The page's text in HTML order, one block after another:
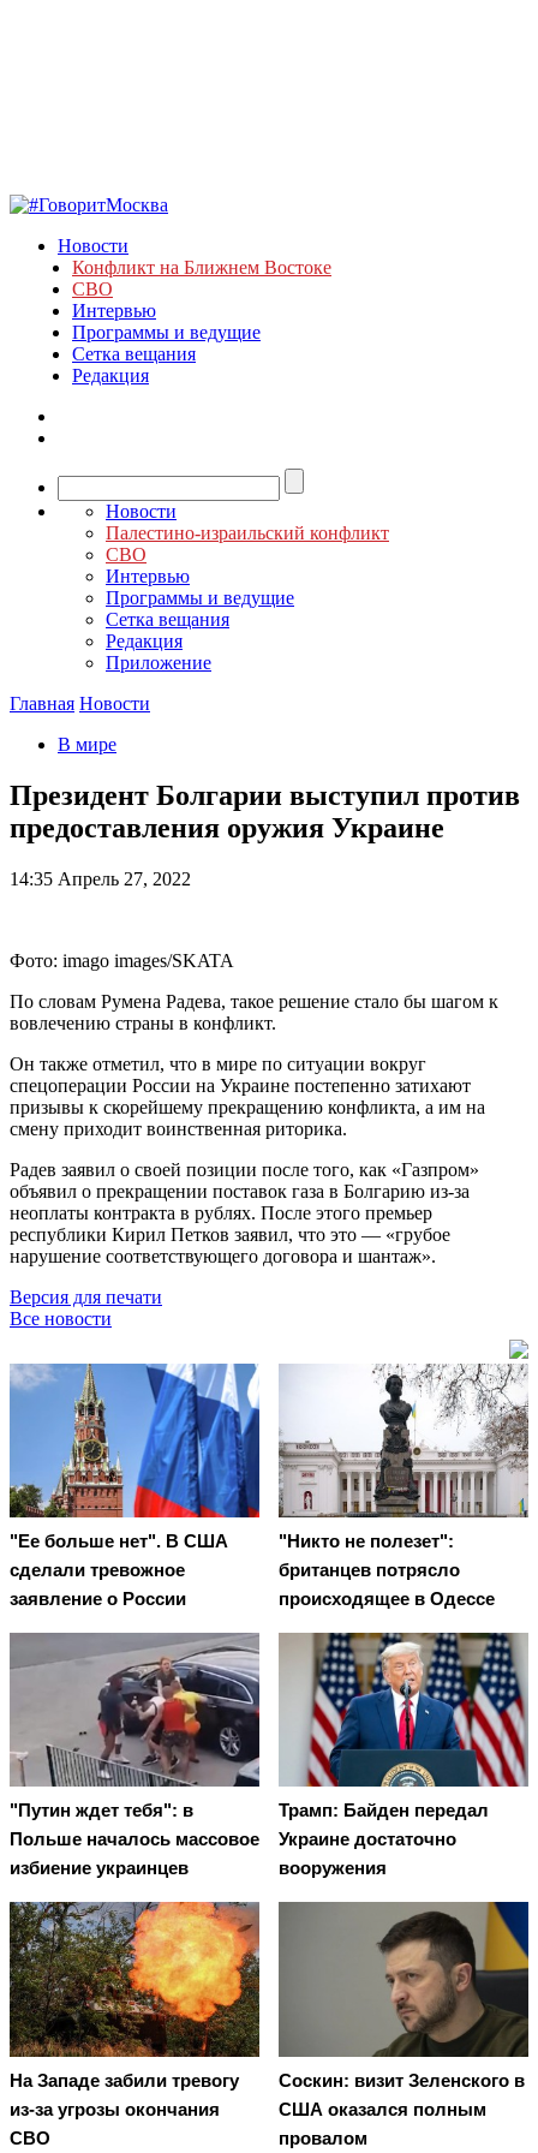
Новости
Конфликт на Ближнем Востоке
СВО
Интервью
Программы и ведущие
Сетка вещания
Редакция
Новости
Палестино-израильский конфликт
СВО
Интервью
Программы и ведущие
Сетка вещания
Редакция
Приложение
Главная Новости
В мире
Президент Болгарии выступил против
предоставления оружия Украине
14:35 Апрель 27, 2022
Фото: imago images/SKATA
По словам Румена Радева, такое решение стало бы шагом к
вовлечению страны в конфликт.
Он также отметил, что в мире по ситуации вокруг
спецоперации России на Украине постепенно затихают
призывы к скорейшему прекращению конфликта, а им на
смену приходит воинственная риторика.
Радев заявил о своей позиции после того, как «Газпром»
объявил о прекращении поставок газа в Болгарию из-за
неоплаты контракта в рублях. После этого премьер
республики Кирил Петков заявил, что это — «грубое
нарушение соответствующего договора и шантаж».
Версия для печати
Все новости
"Ее больше нет". В США
сделали тревожное
заявление о России
"Никто не полезет":
британцев потрясло
происходящее в Одессе
"Путин ждет тебя": в
Польше началось массовое
избиение украинцев
Трамп: Байден передал
Украине достаточно
вооружения
На Западе забили тревогу
из-за угрозы окончания
СВО
Соскин: визит Зеленского в
США оказался полным
провалом